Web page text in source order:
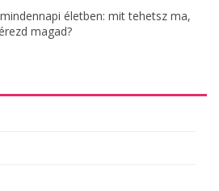
életben: mit tehetsz ma,
magad?